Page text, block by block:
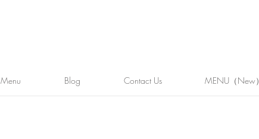
Menu Blog Contact Us MENU（New）